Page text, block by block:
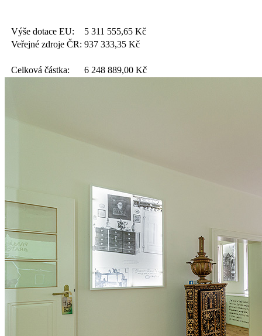
Výše dotace EU: 5 311 555,65 Kč
Veřejné zdroje ČR: 937 333,35 Kč
Celková částka: 6 248 889,00 Kč